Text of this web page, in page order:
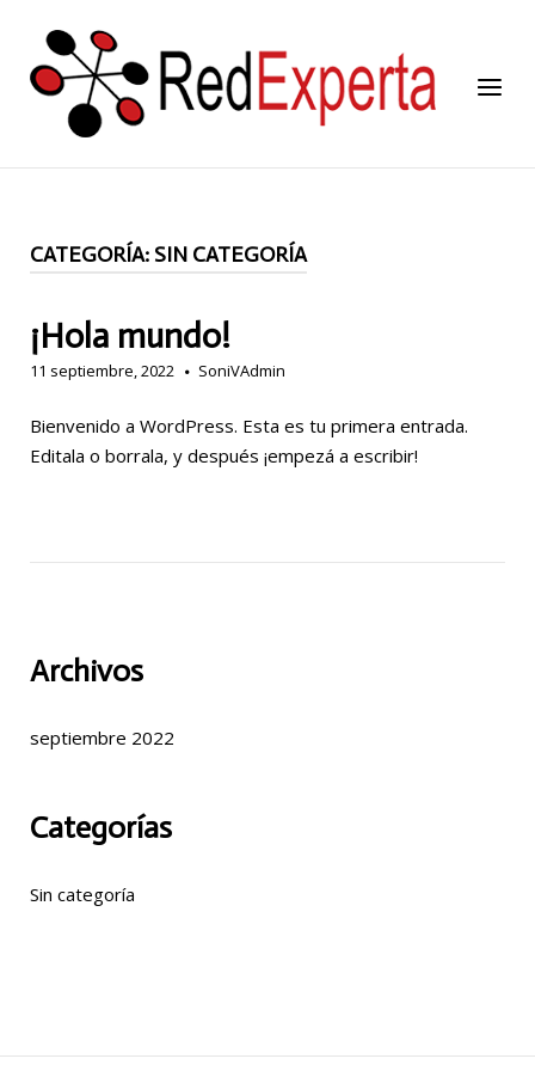
content
Menu
CATEGORÍA: SIN CATEGORÍA
¡Hola mundo!
11 septiembre, 2022 SoniVAdmin
Bienvenido a WordPress. Esta es tu primera entrada.
Editala o borrala, y después ¡empezá a escribir!
Archivos
septiembre 2022
Categorías
Sin categoría